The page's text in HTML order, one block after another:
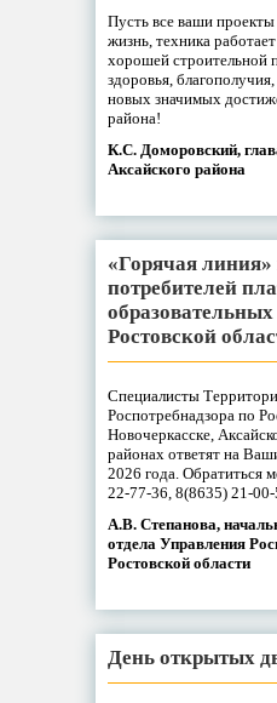
Пусть все ваши
жизнь, техника
хорошей строительной
здоровья,
новых значимых
района!
К.С. Доморовский,
Аксайского района
«Горячая
потребителей
образовательных
Ростовской
Специалисты
Роспотребнадзора по
Новочеркасске,
районах ответят на
2026 года. Обратиться
22-77-36, 8(8635) 21-
А.В. Степанова,
отдела Управления
Ростовской области
День открытых